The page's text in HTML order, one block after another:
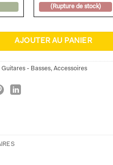
(Rupture de stock)
AJOUTER AU PANIER
Guitares - Basses, Accessoires